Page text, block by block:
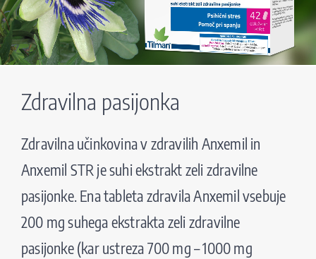
Zdravilna pasijonka
Zdravilna učinkovina v zdravilih Anxemil in
Anxemil STR je suhi ekstrakt zeli zdravilne
pasijonke. Ena tableta zdravila Anxemil vsebuje
200 mg suhega ekstrakta zeli zdravilne
pasijonke (kar ustreza 700 mg – 1000 mg